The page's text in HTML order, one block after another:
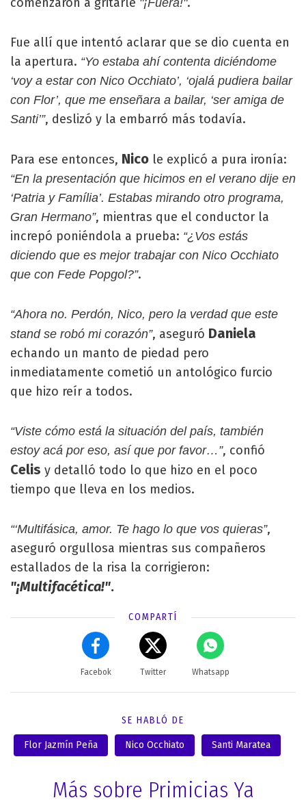
Fue allí que intentó aclarar que se dio cuenta en
la apertura. “Yo estaba ahí contenta diciéndome
‘voy a estar con Nico Occhiato’, ‘ojalá pudiera bailar
con Flor’, que me enseñara a bailar, ‘ser amiga de
Santi’”, deslizó y la embarró más todavía.
Para ese entonces, Nico le explicó a pura ironía:
“En la presentación que hicimos en el verano dije en
‘Patria y Família’. Estabas mirando otro programa,
Gran Hermano”, mientras que el conductor la
increpó poniéndola a prueba: “¿Vos estás
diciendo que es mejor trabajar con Nico Occhiato
que con Fede Popgol?”.
“Ahora no. Perdón, Nico, pero la verdad que este
stand se robó mi corazón”, aseguró Daniela
echando un manto de piedad pero
inmediatamente cometió un antológico furcio
que hizo reír a todos.
“Viste cómo está la situación del país, también
estoy acá por eso, así que por favor…”, confió
Celis y detalló todo lo que hizo en el poco
tiempo que lleva en los medios.
“‘Multifásica, amor. Te hago lo que vos quieras”,
aseguró orgullosa mientras sus compañeros
estallados de la risa la corrigieron:
"¡Multifacética!".
COMPARTÍ
Facebok Twitter Whatsapp
SE HABLÓ DE
Flor Jazmín Peña Nico Occhiato Santi Maratea
Más sobre Primicias Ya